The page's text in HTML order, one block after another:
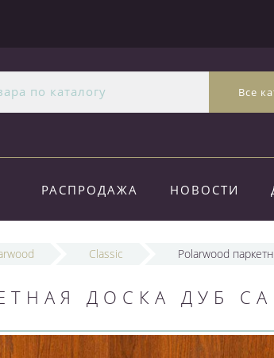
Все
РАСПРОДАЖА НОВОСТИ
Classic Polarwood
ДОСКА ДУБ